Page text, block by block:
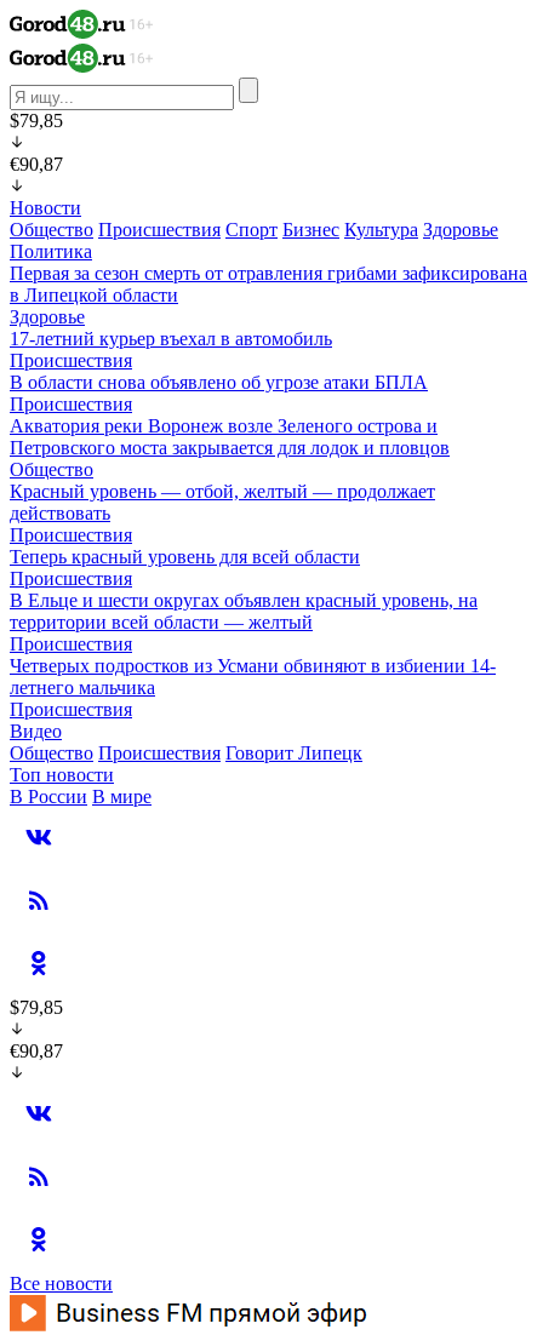
$79,85
€90,87
Новости
Общество Происшествия Спорт Бизнес Культура Здоровье
Политика
Первая за сезон смерть от отравления грибами зафиксирована
в Липецкой области
Здоровье
17-летний курьер въехал в автомобиль
Происшествия
В области снова объявлено об угрозе атаки БПЛА
Происшествия
Акватория реки Воронеж возле Зеленого острова и
Петровского моста закрывается для лодок и пловцов
Общество
Красный уровень — отбой, желтый — продолжает
действовать
Происшествия
Теперь красный уровень для всей области
Происшествия
В Ельце и шести округах объявлен красный уровень, на
территории всей области — желтый
Происшествия
Четверых подростков из Усмани обвиняют в избиении 14-
летнего мальчика
Происшествия
Видео
Общество Происшествия Говорит Липецк
Топ новости
В России В мире
$79,85
€90,87
Все новости